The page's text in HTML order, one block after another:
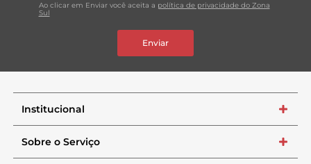
Ao clicar em Enviar você aceita a política de privacidade do Zona
Sul
Enviar
Institucional +
Sobre o Serviço +